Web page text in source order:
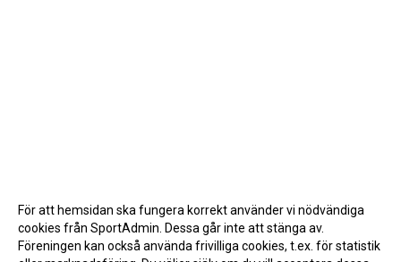
För att hemsidan ska fungera korrekt använder vi nödvändiga
cookies från SportAdmin. Dessa går inte att stänga av.
Föreningen kan också använda frivilliga cookies, t.ex. för statistik